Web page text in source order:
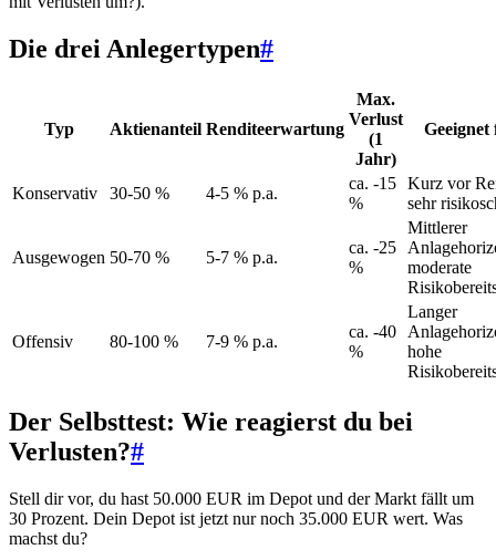
Die drei Anlegertypen#
Typ Aktienanteil Renditeerwartung
Max.
Verlust
(1
Jahr)
Geeignet
Konservativ 30-50 % 4-5 % p.a.
ca. -15
%
Kurz vor
sehr
Ausgewogen 50-70 % 5-7 % p.a.
ca. -25
%
Mittlerer
moderate
Offensiv 80-100 % 7-9 % p.a.
ca. -40
%
Langer
hohe
Der Selbsttest: Wie reagierst du bei
Verlusten?#
Stell dir vor, du hast 50.000 EUR im Depot und der Markt fällt um
30 Prozent. Dein Depot ist jetzt nur noch 35.000 EUR wert. Was
machst du?